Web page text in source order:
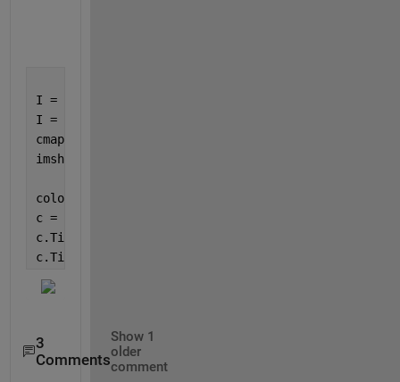
I = cell2mat(b);
I = imresize(I,128,
cmap = jet(cnum);
imshow(I,cmap)
colormap(cmap)
c = colorbar;
c.Ticks = ((1:cnum) + 0.5);
c.TickLabels = d.keys;
3
Comments
Show 1
older
comment